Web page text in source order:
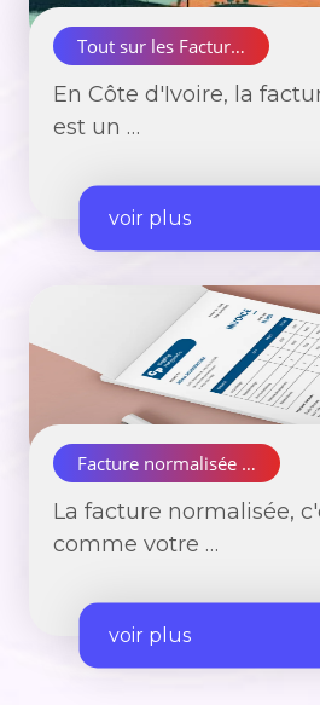
Tout sur les Factur…
En Côte d'Ivoire, la
est un …
voir plus
Facture normalisée …
La facture normalisée,
comme votre …
voir plus